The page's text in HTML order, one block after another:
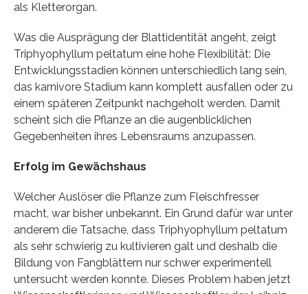
als Kletterorgan.
Was die Ausprägung der Blattidentität angeht, zeigt
Triphyophyllum peltatum eine hohe Flexibilität: Die
Entwicklungsstadien können unterschiedlich lang sein,
das karnivore Stadium kann komplett ausfallen oder zu
einem späteren Zeitpunkt nachgeholt werden. Damit
scheint sich die Pflanze an die augenblicklichen
Gegebenheiten ihres Lebensraums anzupassen.
Erfolg im Gewächshaus
Welcher Auslöser die Pflanze zum Fleischfresser
macht, war bisher unbekannt. Ein Grund dafür war unter
anderem die Tatsache, dass Triphyophyllum peltatum
als sehr schwierig zu kultivieren galt und deshalb die
Bildung von Fangblättern nur schwer experimentell
untersucht werden konnte. Dieses Problem haben jetzt